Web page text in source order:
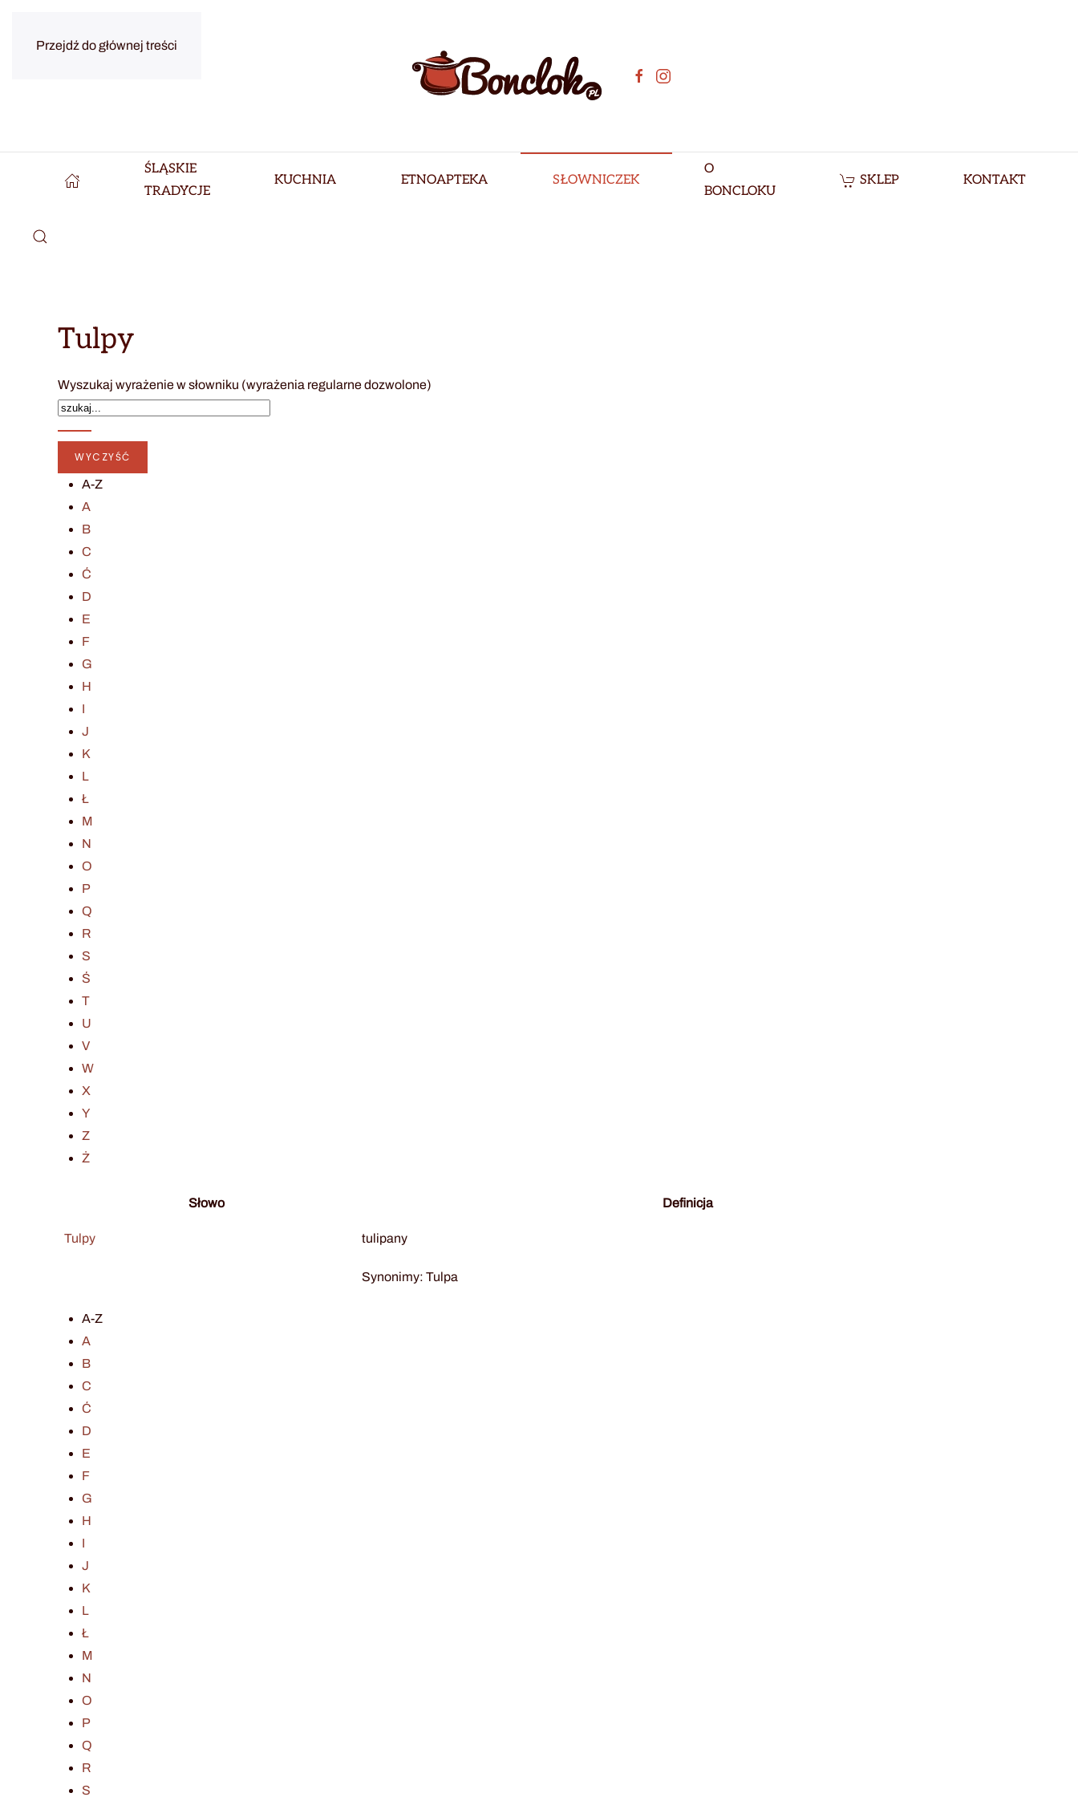
Przejdź do głównej treści
ŚLĄSKIE
TRADYCJE
KUCHNIA ETNOAPTEKA SŁOWNICZEK
O
BONCLOKU
SKLEP KONTAKT
Tulpy
Wyszukaj wyrażenie w słowniku (wyrażenia regularne dozwolone)
A-Z
A
B
C
Ć
D
E
F
G
H
I
J
K
L
Ł
M
N
O
P
Q
R
S
Ś
T
U
V
W
X
Y
Z
Ż
Słowo Definicja
Tulpy tulipany
Synonimy: Tulpa
A-Z
A
B
C
Ć
D
E
F
G
H
I
J
K
L
Ł
M
N
O
P
Q
R
S